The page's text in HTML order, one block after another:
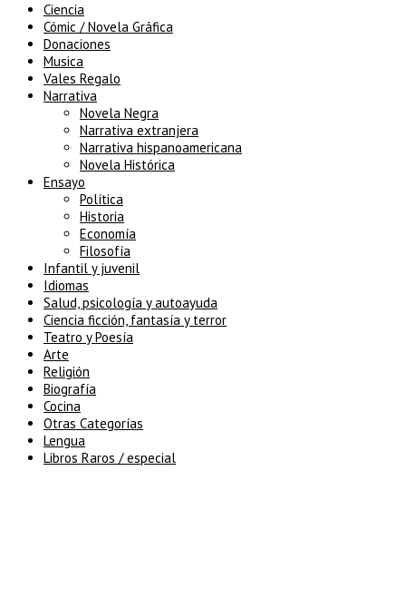
Ciencia
Cómic / Novela Gráfica
Donaciones
Musica
Vales Regalo
Narrativa
Novela Negra
Narrativa extranjera
Narrativa hispanoamericana
Novela Histórica
Ensayo
Política
Historia
Economía
Filosofía
Infantil y juvenil
Idiomas
Salud, psicología y autoayuda
Ciencia ficción, fantasía y terror
Teatro y Poesía
Arte
Religión
Biografía
Cocina
Otras Categorías
Lengua
Libros Raros / especial